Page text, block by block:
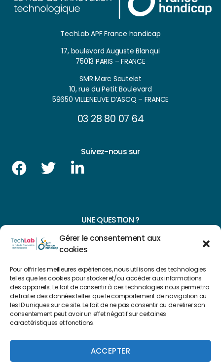
Gérer le consentement aux
cookies
Pour offrir les meilleures expériences, nous utilisons des technologies
telles que les cookies pour stocker et/ou accéder aux informations
des appareils. Le fait de consentir à ces technologies nous permettra
de traiter des données telles que le comportement de navigation ou
les ID uniques sur ce site. Le fait de ne pas consentir ou de retirer son
consentement peut avoir un effet négatif sur certaines
caractéristiques et fonctions.
ACCEPTER
TechLab APF France handicap
17, boulevard Auguste Blanqui
75013 PARIS – FRANCE
SMR Marc Sautelet
10, rue du Petit Boulevard
59650 VILLENEUVE D’ASCQ – FRANCE
03 28 80 07 64
Suivez-nous sur
UNE QUESTION ?
CONTACTEZ-NOUS
NAVIGUER SUR NOTRE SITE
Plan du site
FAIRE UN DON
Copyright 2022 © Créé par